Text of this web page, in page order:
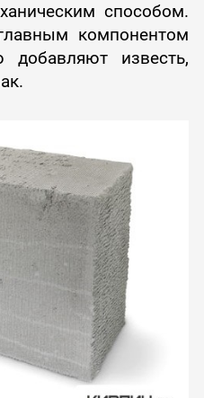
способом.
компонентом
известь,